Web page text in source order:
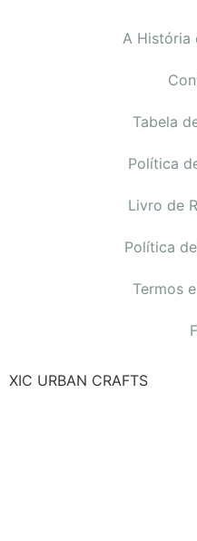
A História
Tabela
Política
Livro de
Política
Termos
XIC URBAN CRAFTS